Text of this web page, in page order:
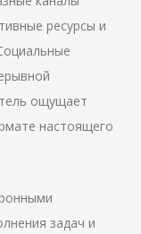
ресурсы и
ощущает
настоящего
задач и